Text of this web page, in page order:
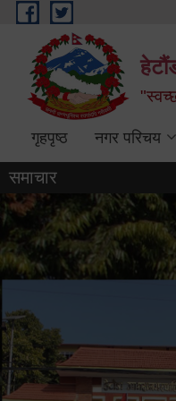
Skip to main content
गृहपृष्ठ नगर परिचय
समाचार